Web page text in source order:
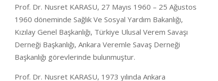
Prof. Dr. Nusret KARASU, 27 Mayıs 1960 – 25 Ağustos
1960 döneminde Sağlık Ve Sosyal Yardım Bakanlığı,
Kızılay Genel Başkanlığı, Türkiye Ulusal Verem Savaşı
Derneği Başkanlığı, Ankara Veremle Savaş Derneği
Başkanlığı görevlerinde bulunmuştur.
Prof. Dr. Nusret KARASU, 1973 yılında Ankara